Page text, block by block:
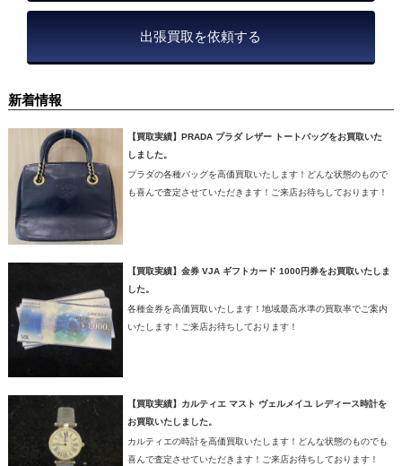
出張買取を依頼する
新着情報
【買取実績】PRADA プラダ レザー トートバッグをお買取いた
しました。
プラダの各種バッグを高価買取いたします！どんな状態のもので
も喜んで査定させていただきます！ご来店お待ちしております！
【買取実績】金券 VJA ギフトカード 1000円券をお買取いたしま
した。
各種金券を高価買取いたします！地域最高水準の買取率でご案内
いたします！ご来店お待ちしております！
【買取実績】カルティエ マスト ヴェルメイユ レディース時計を
お買取いたしました。
カルティエの時計を高価買取いたします！どんな状態のものでも
喜んで査定させていただきます！ご来店お待ちしております！